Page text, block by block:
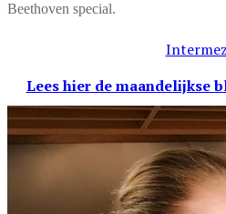
Beethoven special.
Lees hier de maandelijkse